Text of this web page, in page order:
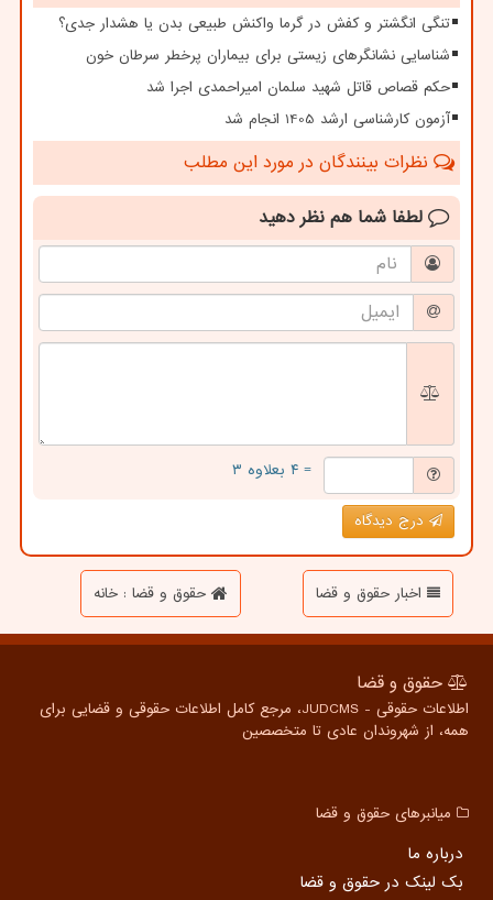
تنگی انگشتر و کفش در گرما واکنش طبیعی بدن یا هشدار جدی؟
شناسایی نشانگرهای زیستی برای بیماران پرخطر سرطان خون
حکم قصاص قاتل شهید سلمان امیراحمدی اجرا شد
آزمون کارشناسی ارشد 1405 انجام شد
نظرات بینندگان در مورد این مطلب
لطفا شما هم نظر دهید
= ۴ بعلاوه ۳
درج دیدگاه
اخبار حقوق و قضا حقوق و قضا : خانه
حقوق و قضا
اطلاعات حقوقی - JUDCMS، مرجع کامل اطلاعات حقوقی و قضایی برای
همه، از شهروندان عادی تا متخصصین
میانبرهای حقوق و قضا
درباره ما
بک لینک در حقوق و قضا